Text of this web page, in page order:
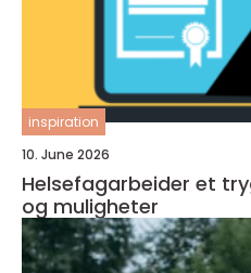
inspiration
10. June 2026
Helsefagarbeider et trygt yrke med mening
og muligheter